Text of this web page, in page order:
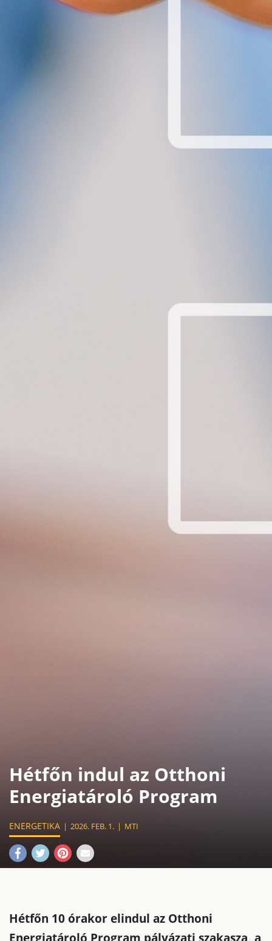
Hétfőn indul az Otthoni
Energiatároló Program
ENERGETIKA 2026. FEB. 1. MTI
Hétfőn 10 órakor elindul az Otthoni